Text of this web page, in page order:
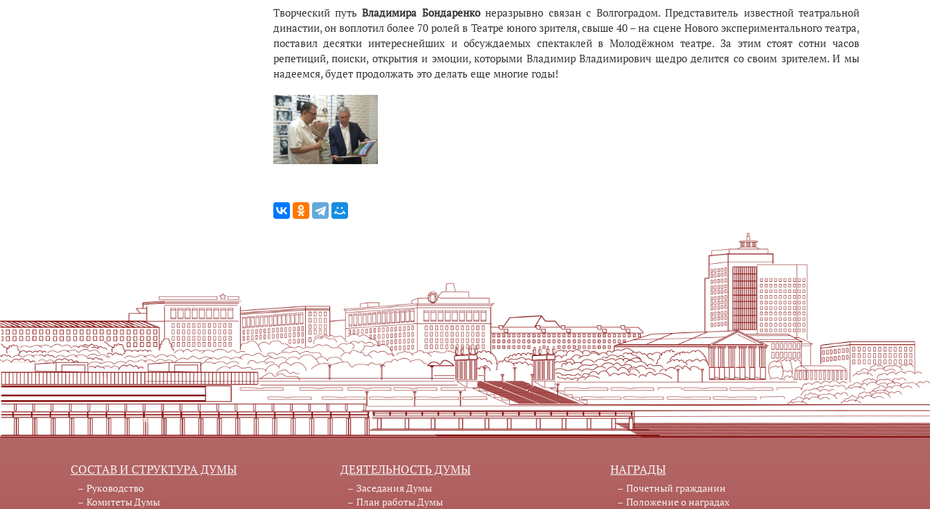
Творческий путьВладимира Бондаренконеразрывно связан с Волгоградом. Представитель известной театральной
династии, он воплотил более 70 ролей в Театре юного зрителя, свыше 40 – на сцене Нового экспериментального театра,
поставил десятки интереснейших и обсуждаемых спектаклей в Молодёжном театре. За этим стоят сотни часов
репетиций, поиски, открытия и эмоции, которыми Владимир Владимирович щедро делится со своим зрителем. И мы
надеемся, будет продолжать это делать еще многие годы!
СОСТАВ И СТРУКТУРА ДУМЫ
Руководство
Комитеты Думы
ДЕЯТЕЛЬНОСТЬ ДУМЫ
Заседания Думы
План работы Думы
НАГРАДЫ
Почетный гражданин
Положение о наградах